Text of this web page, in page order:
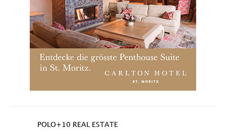
POLO+10 REAL ESTATE